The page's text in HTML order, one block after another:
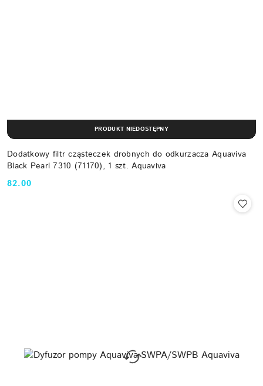
Dodatkowy filtr cząsteczek drobnych do odkurzacza Aquaviva
Black Pearl 7310 (71170), 1 szt. Aquaviva
Cena:
82.00
PRODUKT NIEDOSTĘPNY